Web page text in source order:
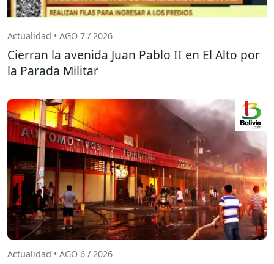
Actualidad • AGO 7 / 2026
Cierran la avenida Juan Pablo II en El Alto por
la Parada Militar
Actualidad • AGO 6 / 2026